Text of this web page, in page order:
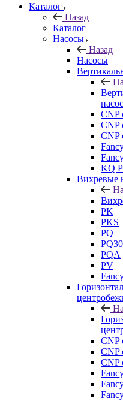
Каталог
Назад
Каталог
Насосы
Назад
Насосы
CNP
CNP
CNP
KQ
Вихревые
PK
PKS
PQ
PQA
PV
CNP
CNP
CNP